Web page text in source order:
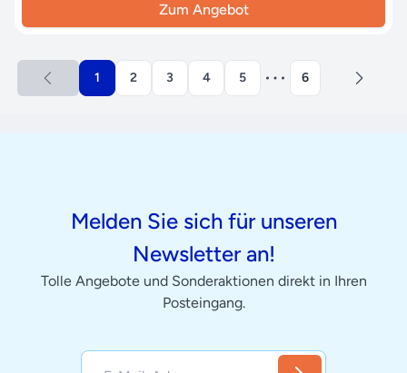
Zum Angebot
1 2 3 4 5 6
Melden Sie sich für unseren
Newsletter an!
Tolle Angebote und Sonderaktionen direkt in Ihren
Posteingang.